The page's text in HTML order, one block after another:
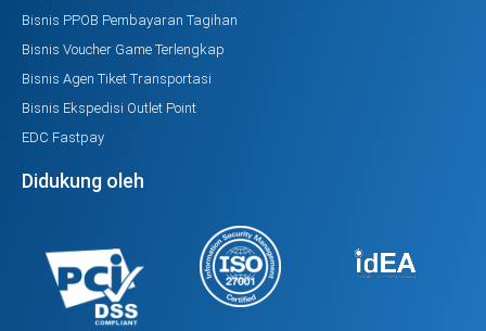
Bisnis PPOB Pembayaran Tagihan
Bisnis Voucher Game Terlengkap
Bisnis Agen Tiket Transportasi
Bisnis Ekspedisi Outlet Point
EDC Fastpay
Didukung oleh